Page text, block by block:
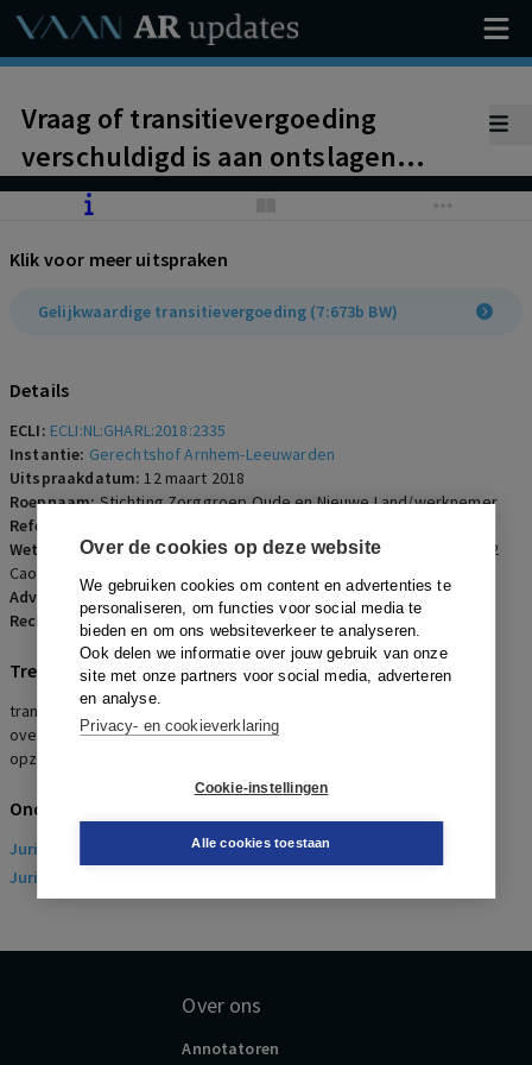
Over de cookies op deze website
We gebruiken cookies om content en advertenties te
personaliseren, om functies voor social media te
bieden en om ons websiteverkeer te analyseren.
Ook delen we informatie over jouw gebruik van onze
site met onze partners voor social media, adverteren
en analyse.
Privacy- en cookieverklaring
Cookie-instellingen
Alle cookies toestaan
Vraag of transitievergoeding
verschuldigd is aan ontslagen
werknemer in situatie die volgens
onderneming is of waarin sprake
had kunnen zijn van baanbehoud,
Engeland wil volgen. Invloed CAO.
Klik voor meer uitspraken
Gelijkwaardige transitievergoeding (7:673b BW)
Details
ECLI: ECLI:NL:GHARL:2018:2335
Instantie: Gerechtshof Arnhem-Leeuwarden
Uitspraakdatum:12 maart 2018
Roepnaam:Stichting Zorggroep Oude en Nieuwe Land/werknemer
Referentienummer:
Wetsartikelen: 3:36 BW,3:40 BW,7:673 BW,7:673b BW
2
Cao Transitievergoeding VVT
Advocaten:F.J. Landstra, R.U. Klaver en M. Hulshof
Rechters:M.E.L. Fikkers, J.H. Kuiper en W.P.M. ter Berg
Trefwoorden
transitievergoeding , gelijkwaardige voorziening, concessie,
overgang van onderneming, cao , wachtgeld, baanbehoud,
opzegverbod, nietigheid
Onderwerpen
Juridisch
> Arbeidsrecht
Juridisch
Over ons
Annotatoren